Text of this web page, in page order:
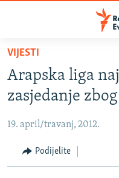
Pređite
glavni
sadržaj
Pređite
na
navigaciju
Pređite
BOSNA I HERCEGOVINA
SRBIJA
KOSOVO
CRNA GORA
VIJESTI
Arapska liga
zasjedanje
19. april/travanj, 2012.
Podijelite